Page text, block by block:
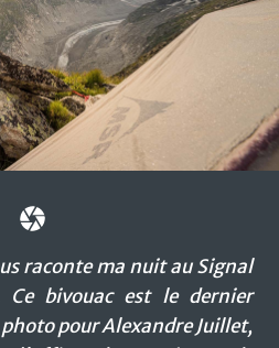
raconte ma nuit au Signal
Ce bivouac est le dernier
pour Alexandre Juillet,